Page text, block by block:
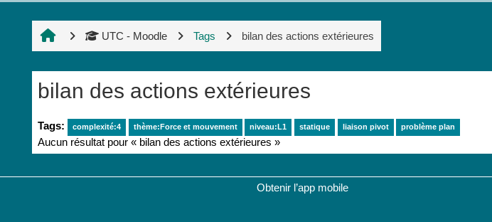
UTC - Moodle Tags bilan des actions extérieures
bilan des actions extérieures
Tags: complexité:4 thème:Force et mouvement niveau:L1 statique liaison pivot problème plan
Aucun résultat pour « bilan des actions extérieures »
Obtenir l’app mobile